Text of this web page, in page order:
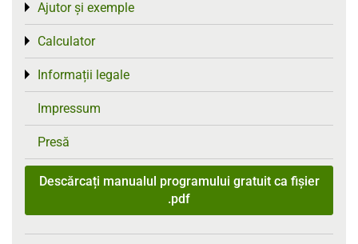
Ajutor și exemple
Toggle menu
Calculator
Toggle menu
Informații legale
Toggle menu
Impressum
Presă
Descărcați manualul programului gratuit ca fișier
.pdf